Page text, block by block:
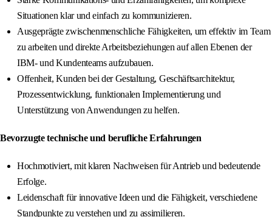
Situationen klar und einfach zu kommunizieren.
Ausgeprägte zwischenmenschliche Fähigkeiten, um effektiv im Team
zu arbeiten und direkte Arbeitsbeziehungen auf allen Ebenen der
IBM- und Kundenteams aufzubauen.
Offenheit, Kunden bei der Gestaltung, Geschäftsarchitektur,
Prozessentwicklung, funktionalen Implementierung und
Unterstützung von Anwendungen zu helfen.
Bevorzugte technische und berufliche Erfahrungen
Hochmotiviert, mit klaren Nachweisen für Antrieb und bedeutende
Erfolge.
Leidenschaft für innovative Ideen und die Fähigkeit, verschiedene
Standpunkte zu verstehen und zu assimilieren.